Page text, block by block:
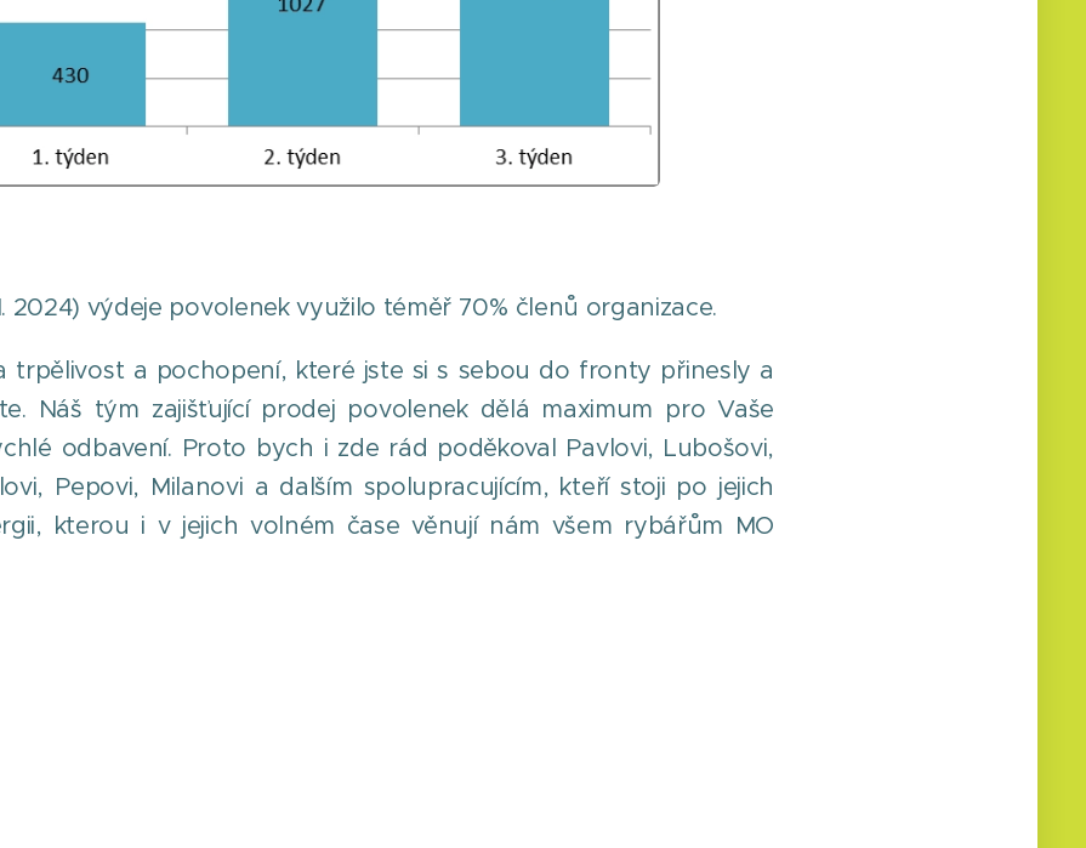
2024) výdeje povolenek využilo téměř 70% členů organizace.
trpělivost a pochopení, které jste si s sebou do fronty přinesly a
Náš tým zajišťující prodej povolenek dělá maximum pro Vaše
odbavení. Proto bych i zde rád poděkoval Pavlovi, Lubošovi,
Pepovi, Milanovi a dalším spolupracujícím, kteří stoji po jejich
kterou i v jejich volném čase věnují nám všem rybářům MO